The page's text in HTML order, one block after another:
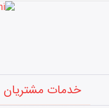
خدمات مشتریان